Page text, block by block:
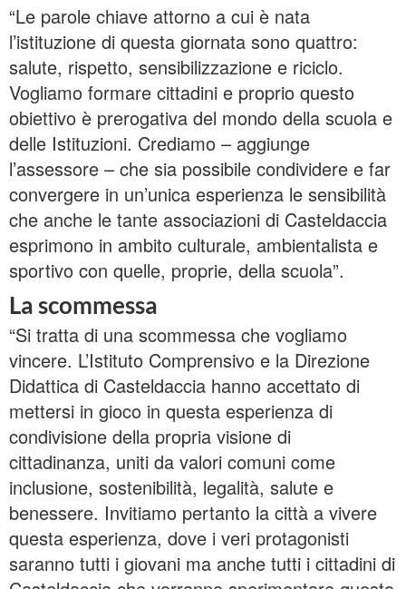
“Le parole chiave attorno a cui è nata
l’istituzione di questa giornata sono quattro:
salute, rispetto, sensibilizzazione e riciclo.
Vogliamo formare cittadini e proprio questo
obiettivo è prerogativa del mondo della scuola e
delle Istituzioni. Crediamo – aggiunge
l’assessore – che sia possibile condividere e far
convergere in un’unica esperienza le sensibilità
che anche le tante associazioni di Casteldaccia
esprimono in ambito culturale, ambientalista e
sportivo con quelle, proprie, della scuola”.
La scommessa
“Si tratta di una scommessa che vogliamo
vincere. L’Istituto Comprensivo e la Direzione
Didattica di Casteldaccia hanno accettato di
mettersi in gioco in questa esperienza di
condivisione della propria visione di
cittadinanza, uniti da valori comuni come
inclusione, sostenibilità, legalità, salute e
benessere. Invitiamo pertanto la città a vivere
questa esperienza, dove i veri protagonisti
saranno tutti i giovani ma anche tutti i cittadini di